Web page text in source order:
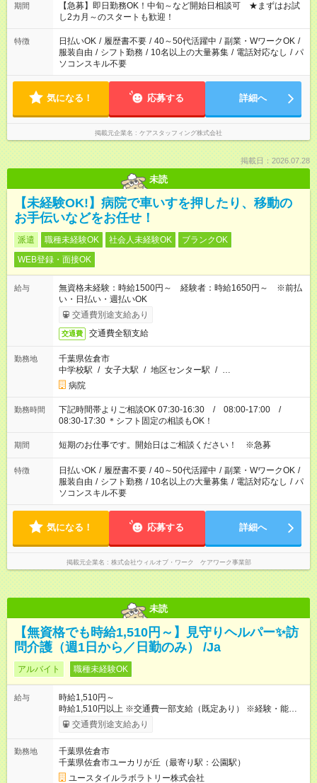
期間
【急募】即日勤務OK！中旬～など開始日相談可 ★まずはお試
し2カ月～のスタートも歓迎！
特徴 日払いOK / 履歴書不要 / 40～50代活躍中 / 副業・WワークOK /
服装自由 / シフト勤務 / 10名以上の大量募集 / 電話対応なし / パ
ソコンスキル不要
気になる！ 応募する 詳細へ
掲載元企業名 ケアスタッフィング株式会社
掲載日：2026.07.28
未読
【未経験OK!】病院で車いすを押したり、移動の
お手伝いなどをお任せ！
派遣 職種未経験OK 社会人未経験OK
ブランクOK
WEB登録・面接OK
給与
無資格未経験：時給1500円～ 経験者：時給1650円～ ※前払
い・日払い・週払いOK
交通費別途支給あり
交通費 交通費全額支給
勤務地
千葉県佐倉市
中学校駅 / 女子大駅 / 地区センター駅 / …
病院
勤務時間
下記時間帯よりご相談OK 07:30-16:30 / 08:00-17:00 /
08:30-17:30 ＊シフト固定の相談もOK！
期間 短期のお仕事です。開始日はご相談ください！ ※急募
特徴 日払いOK / 履歴書不要 / 40～50代活躍中 / 副業・WワークOK /
服装自由 / シフト勤務 / 10名以上の大量募集 / 電話対応なし / パ
ソコンスキル不要
気になる！ 応募する 詳細へ
掲載元企業名 株式会社ウィルオブ・ワーク ケアワーク事業部
未読
【無資格でも時給1,510円～】見守りヘルパー✨訪
問介護（週1日から／日勤のみ） /Ja
アルバイト 職種未経験OK
給与
時給1,510円～
時給1,510円以上 ※交通費一部支給（既定あり） ※経験・能力を
考慮して決定します 【収入例】 週1回勤務の場合：1,510円×8時
間×4回=4万8,320円 週3回勤務の場合：1,510円×8時間×12回
1,600円 【試用期間】試用期間あり 試用期間の長さ：2ヶ月
※ 雇用形態と給与に、本採用時と異なる部分があります。 雇用
形態：本採用時と同じです。 給与：時給 1,140円以上
交通費別途支給あり
勤務地
千葉県佐倉市
千葉県佐倉市ユーカリが丘（最寄り駅：公園駅）
ユースタイルラボラトリー株式会社